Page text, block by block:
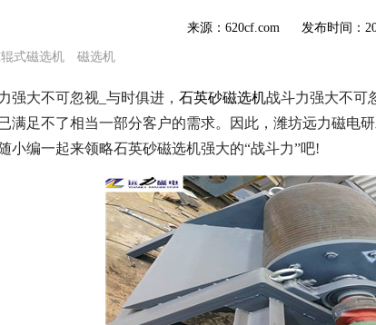
来源：620cf.com 发布时间：
式磁选机 磁选机
强大不可忽视_与时俱进， 石英砂磁选机战斗力强大不可
满足不了相当一部分客户的需求。因此，潍坊远力磁
小编一起来领略石英砂磁选机强大的“战斗力”吧!